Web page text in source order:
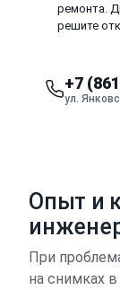
ремонта.
решите
+7
ул.
Опыт и
При
на снимках